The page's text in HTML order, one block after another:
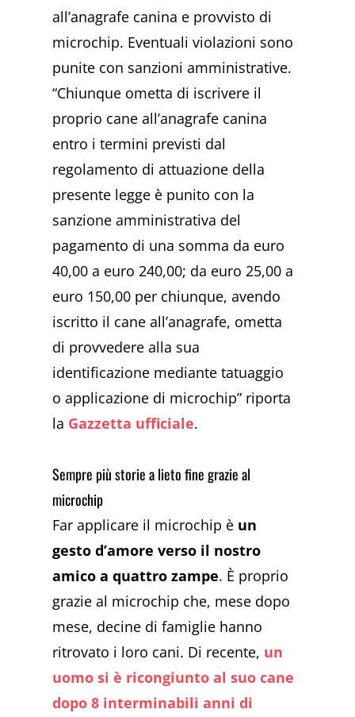
all’anagrafe canina e provvisto di
microchip. Eventuali violazioni sono
punite con sanzioni amministrative.
“Chiunque ometta di iscrivere il
proprio cane all’anagrafe canina
entro i termini previsti dal
regolamento di attuazione della
presente legge è punito con la
sanzione amministrativa del
pagamento di una somma da euro
40,00 a euro 240,00; da euro 25,00 a
euro 150,00 per chiunque, avendo
iscritto il cane all’anagrafe, ometta
di provvedere alla sua
identificazione mediante tatuaggio
o applicazione di microchip” riporta
la Gazzetta ufficiale.
Sempre più storie a lieto fine grazie al
microchip
Far applicare il microchip è un
gesto d’amore verso il nostro
amico a quattro zampe. È proprio
grazie al microchip che, mese dopo
mese, decine di famiglie hanno
ritrovato i loro cani. Di recente, un
uomo si è ricongiunto al suo cane
dopo 8 interminabili anni di